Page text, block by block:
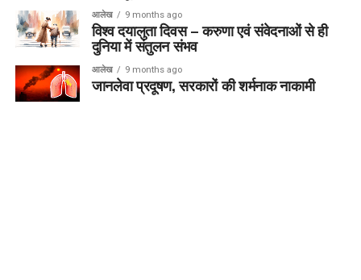
आलेख 9 months ago
विश्व दयालुता दिवस – करुणा एवं संवेदनाओं से ही
दुनिया में संतुलन संभव
आलेख 9 months ago
जानलेवा प्रदूषण, सरकारों की शर्मनाक नाकामी